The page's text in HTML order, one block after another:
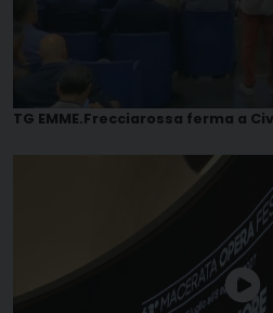
TG EMME.Frecciarossa ferma a